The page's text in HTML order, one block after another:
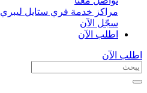
مراكز خدمة فري ستايل ليبري
سجّل الآن​
اطلب الآن
اطلب الآن